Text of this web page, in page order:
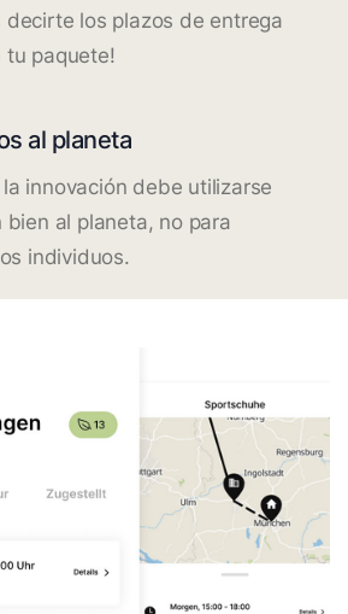
decirte los plazos de entrega
tu paquete!
al planeta
innovación debe utilizarse
bien al planeta, no para
individuos.